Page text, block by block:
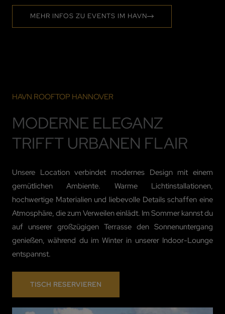
MEHR INFOS ZU EVENTS IM HAVN
HAVN ROOFTOP HANNOVER
MODERNE ELEGANZ
TRIFFT URBANEN FLAIR
Unsere Location verbindet modernes Design mit einem
gemütlichen Ambiente. Warme Lichtinstallationen,
hochwertige Materialien und liebevolle Details schaffen eine
Atmosphäre, die zum Verweilen einlädt. Im Sommer kannst du
auf unserer großzügigen Terrasse den Sonnenuntergang
genießen, während du im Winter in unserer Indoor-Lounge
entspannst.
TISCH RESERVIEREN